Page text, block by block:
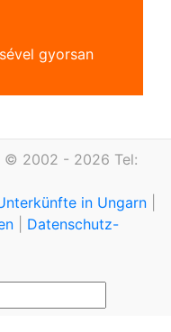
gyorsan
© 2002 - 2026 Tel:
in Ungarn
Datenschutz-